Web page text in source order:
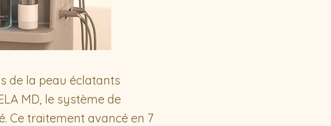
de la peau éclatants
MD, le système de
Ce traitement avancé en 7